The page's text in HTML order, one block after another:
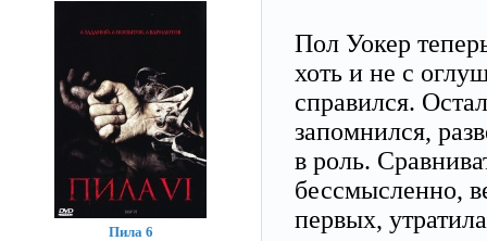
Пол Уокер
хоть и не с
справился.
запомнился,
в роль.
бессмысленно,
первых,
Пила 6